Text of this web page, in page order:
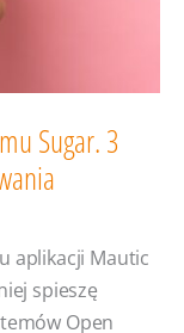
Sugar. 3
aplikacji Mautic
spieszę
Open